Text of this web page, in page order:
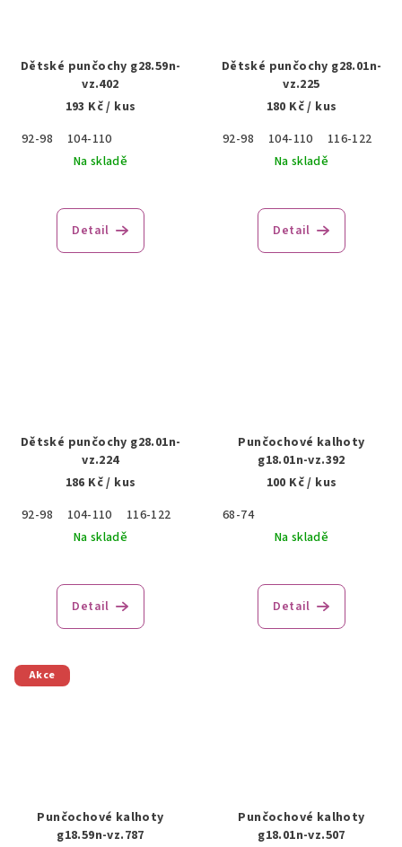
Dětské punčochy g28.59n-
vz.402
193 Kč/ kus
92-98
104-110
Na skladě
Detail
Dětské punčochy g28.01n-
vz.225
180 Kč/ kus
92-98
104-110
116-122
Na skladě
Detail
Dětské punčochy g28.01n-
vz.224
186 Kč/ kus
92-98
104-110
116-122
Na skladě
Detail
Punčochové kalhoty
g18.01n-vz.392
100 Kč/ kus
68-74
Na skladě
Detail
Akce
Punčochové kalhoty
g18.59n-vz.787
Punčochové kalhoty
g18.01n-vz.507